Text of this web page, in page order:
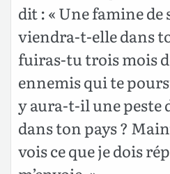
dit : « Une famine de
viendra-t-elle dans
fuiras-tu trois mois
ennemis qui te
y aura-t-il une peste
dans ton pays ?
vois ce que je dois